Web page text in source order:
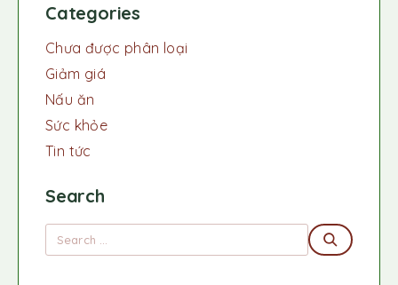
Categories
Chưa được phân loại
Giảm giá
Nấu ăn
Sức khỏe
Tin tức
Search